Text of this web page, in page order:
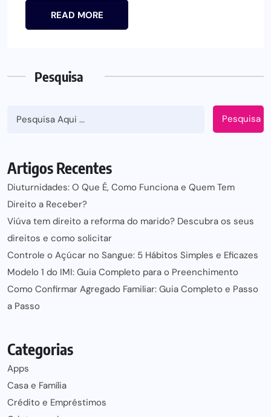
READ MORE
Pesquisa
Pesquisa
Artigos Recentes
Diuturnidades: O Que É, Como Funciona e Quem Tem
Direito a Receber?
Viúva tem direito a reforma do marido? Descubra os seus
direitos e como solicitar
Controle o Açúcar no Sangue: 5 Hábitos Simples e Eficazes
Modelo 1 do IMI: Guia Completo para o Preenchimento
Como Confirmar Agregado Familiar: Guia Completo e Passo
a Passo
Categorias
Apps
Casa e Família
Crédito e Empréstimos